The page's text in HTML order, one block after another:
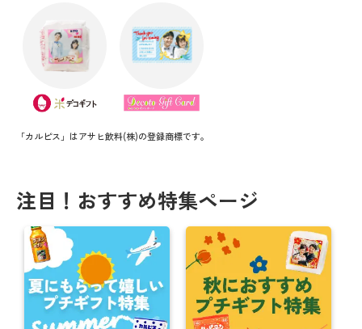
「カルピス」はアサヒ飲料(株)の登録商標です。
注目！おすすめ特集ページ